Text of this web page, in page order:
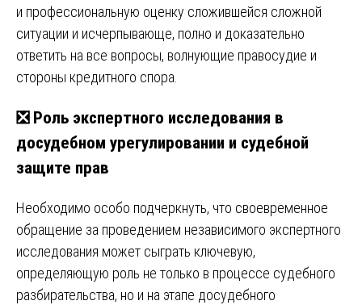
и профессиональную оценку сложившейся сложной
ситуации и исчерпывающе, полно и доказательно
ответить на все вопросы, волнующие правосудие и
стороны кредитного спора.
❎Роль экспертного исследования в
досудебном урегулировании и судебной
защите прав
Необходимо особо подчеркнуть, что своевременное
обращение за проведением независимого экспертного
исследования может сыграть ключевую,
определяющую роль не только в процессе судебного
разбирательства, но и на этапе досудебного